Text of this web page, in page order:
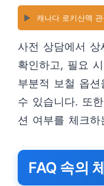
▶️ 캐나다 로키산맥
사전 상담에서 상
확인하고, 필요
부분적 보철 옵
수 있습니다. 또
션 여부를 체크
FAQ 속의